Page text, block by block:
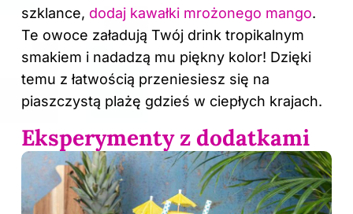
szklance, dodaj kawałki mrożonego mango.
Te owoce załadują Twój drink tropikalnym
smakiem i nadadzą mu piękny kolor! Dzięki
temu z łatwością przeniesiesz się na
piaszczystą plażę gdzieś w ciepłych krajach.
Eksperymenty z dodatkami